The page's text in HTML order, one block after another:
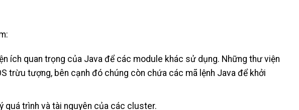
ích quan trọng của Java để các module khác sử dụng. Những thư viện
trừu tượng, bên cạnh đó chúng còn chứa các mã lệnh Java để khởi
quá trình và tài nguyên của các cluster.